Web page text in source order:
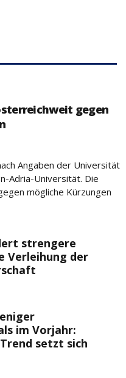
gegen
Angaben der Universität
Adria-Universität. Die
mögliche Kürzungen
strengere
Verleihung der
im Vorjahr:
setzt sich